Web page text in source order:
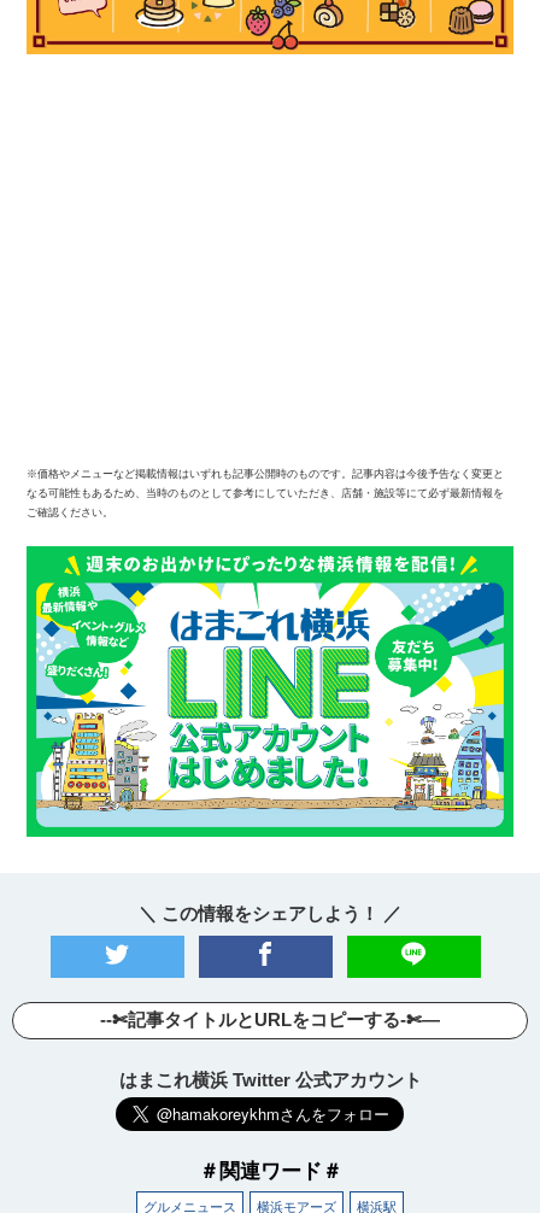
※価格やメニューなど掲載情報はいずれも記事公開時のものです。記事内容は今後予告なく変更と
なる可能性もあるため、当時のものとして参考にしていただき、店舗・施設等にて必ず最新情報を
ご確認ください。
＼ この情報をシェアしよう！ ／
--✄記事タイトルとURLをコピーする-✄—
はまこれ横浜 Twitter 公式アカウント
＃関連ワード＃
グルメニュース 横浜モアーズ 横浜駅